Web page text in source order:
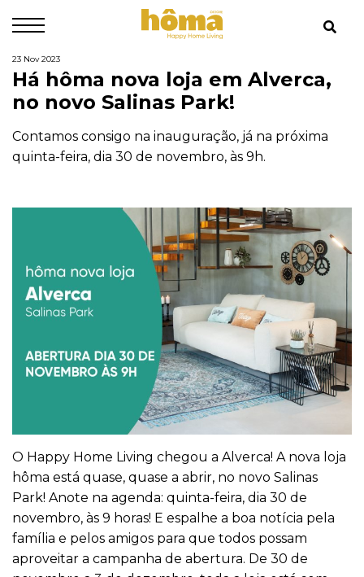
23 Nov 2023
Há hôma nova loja em Alverca,
no novo Salinas Park!
Contamos consigo na inauguração, já na próxima
quinta-feira, dia 30 de novembro, às 9h.
O Happy Home Living chegou a Alverca! A nova loja
hôma está quase, quase a abrir, no novo Salinas
Park! Anote na agenda: quinta-feira, dia 30 de
novembro, às 9 horas! E espalhe a boa notícia pela
família e pelos amigos para que todos possam
aproveitar a campanha de abertura. De 30 de